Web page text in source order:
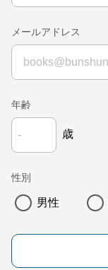
メールアドレス
年齢
歳
性別
男性